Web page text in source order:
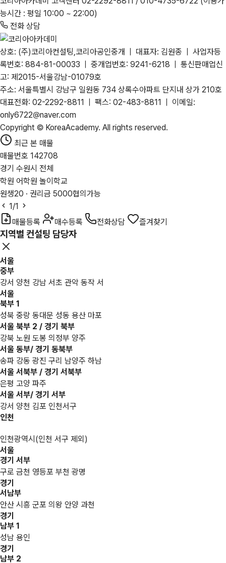
능시간 : 평일 10:00 ~ 22:00)
전화 상담
상호: (주)코리아컨설팅,코리아공인중개 | 대표자: 김원종 | 사업자등
록번호: 884-81-00033 | 중개업번호: 9241-6218 | 통신판매업신
고: 제2015-서울강남-01079호
주소: 서울특별시 강남구 일원동 734 상록수아파트 단지내 상가 210호
대표전화: 02-2292-8811 | 팩스: 02-483-8811 | 이메일:
only6722@naver.com
Copyright © KoreaAcademy. All rights reserved.
최근 본 매물
매물번호 142708
경기 수원시 전체
학원 어학원 놀이학교
원생20 · 권리금 5000협의가능
1/1
매물등록
매수등록 전화상담 즐겨찾기
지역별 컨설팅 담당자
서울
중부
강서 양천 강남 서초 관악 동작 서
서울
북부 1
성북 중랑 동대문 성동 용산 마포
서울 북부 2 / 경기 북부
강북 노원 도봉 의정부 양주
서울 동부/ 경기 동북부
송파 강동 광진 구리 남양주 하남
서울 서북부 / 경기 서북부
은평 고양 파주
서울 서부/ 경기 서부
강서 양천 김포 인천서구
인천
인천광역시(인천 서구 제외)
서울
경기 서부
구로 금천 영등포 부천 광명
경기
서남부
안산 시흥 군포 의왕 안양 과천
경기
남부 1
성남 용인
경기
남부 2